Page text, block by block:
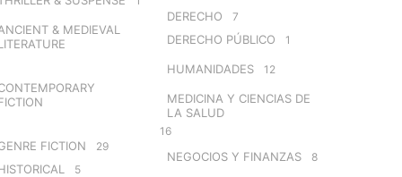
& MEDIEVAL
FICTION 29
5
DERECHO 7
DERECHO PÚBLICO 1
HUMANIDADES 12
MEDICINA Y CIENCIAS DE
LA SALUD
16
NEGOCIOS Y FINANZAS 8